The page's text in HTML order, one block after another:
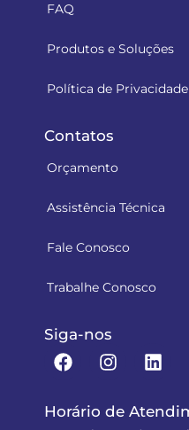
FAQ
Produtos e Soluções
Política de Privacidade
Contatos
Orçamento
Assistência Técnica
Fale Conosco
Trabalhe Conosco
Siga-nos
Horário de